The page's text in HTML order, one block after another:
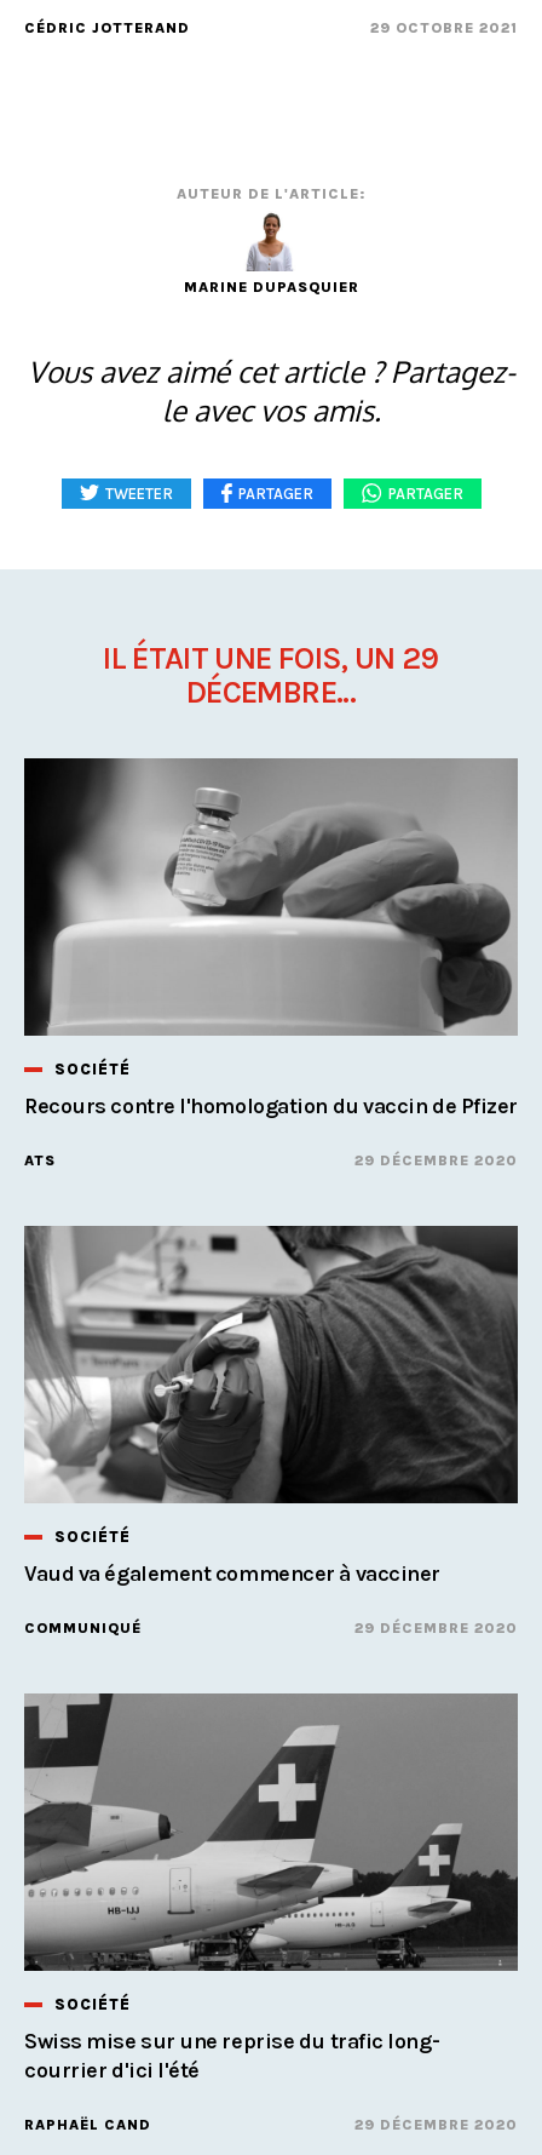
CÉDRIC JOTTERAND 29 OCTOBRE 2021
AUTEUR DE L'ARTICLE:
MARINE DUPASQUIER
Vous avez aimé cet article ? Partagez-
le avec vos amis.
TWEETER PARTAGER PARTAGER
IL ÉTAIT UNE FOIS, UN 29
DÉCEMBRE...
SOCIÉTÉ
Recours contre l'homologation du vaccin de Pfizer
ATS 29 DÉCEMBRE 2020
SOCIÉTÉ
Vaud va également commencer à vacciner
COMMUNIQUÉ 29 DÉCEMBRE 2020
SOCIÉTÉ
Swiss mise sur une reprise du trafic long-
courrier d'ici l'été
RAPHAËL CAND 29 DÉCEMBRE 2020